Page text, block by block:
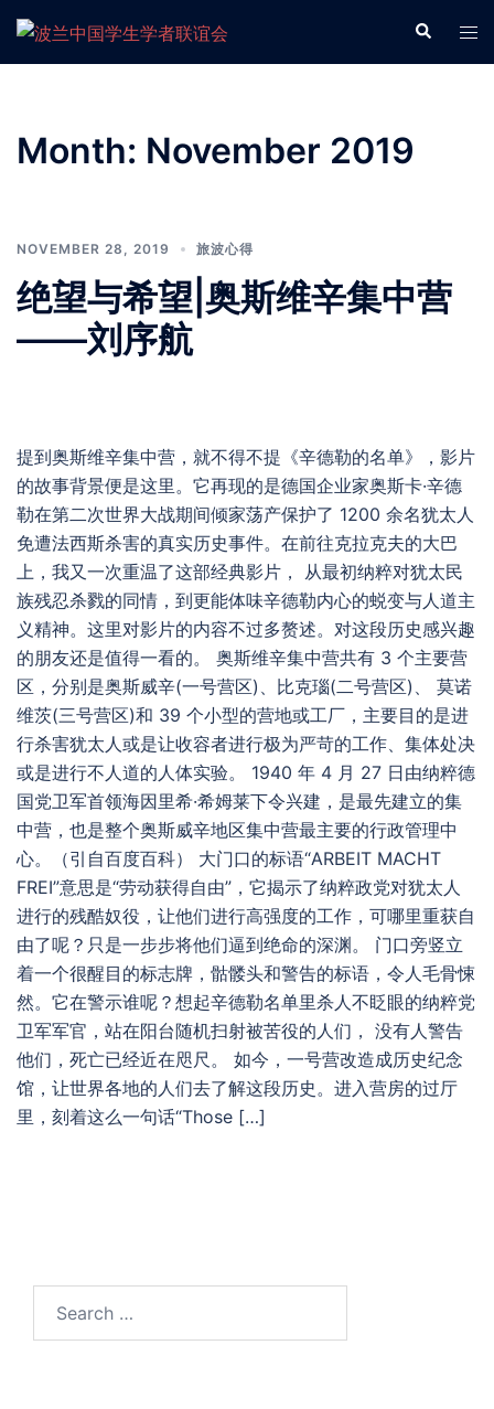
Skip
content
Search
Month: November 2019
NOVEMBER 28, 2019 旅波心得
绝望与希望|奥斯维辛集中营
——刘序航
提到奥斯维辛集中营，就不得不提《辛德勒的名单》，影片
的故事背景便是这里。它再现的是德国企业家奥斯卡·辛德
勒在第二次世界大战期间倾家荡产保护了 1200 余名犹太人
免遭法西斯杀害的真实历史事件。在前往克拉克夫的大巴
上，我又一次重温了这部经典影片， 从最初纳粹对犹太民
族残忍杀戮的同情，到更能体味辛德勒内心的蜕变与人道主
义精神。这里对影片的内容不过多赘述。对这段历史感兴趣
的朋友还是值得一看的。 奥斯维辛集中营共有 3 个主要营
区，分别是奥斯威辛(一号营区)、比克瑙(二号营区)、 莫诺
维茨(三号营区)和 39 个小型的营地或工厂，主要目的是进
行杀害犹太人或是让收容者进行极为严苛的工作、集体处决
或是进行不人道的人体实验。 1940 年 4 月 27 日由纳粹德
国党卫军首领海因里希·希姆莱下令兴建，是最先建立的集
中营，也是整个奥斯威辛地区集中营最主要的行政管理中
心。（引自百度百科） 大门口的标语“ARBEIT MACHT
FREI”意思是“劳动获得自由”，它揭示了纳粹政党对犹太人
进行的残酷奴役，让他们进行高强度的工作，可哪里重获自
由了呢？只是一步步将他们逼到绝命的深渊。 门口旁竖立
着一个很醒目的标志牌，骷髅头和警告的标语，令人毛骨悚
然。它在警示谁呢？想起辛德勒名单里杀人不眨眼的纳粹党
卫军军官，站在阳台随机扫射被苦役的人们， 没有人警告
他们，死亡已经近在咫尺。 如今，一号营改造成历史纪念
馆，让世界各地的人们去了解这段历史。进入营房的过厅
里，刻着这么一句话“Those […]
for: